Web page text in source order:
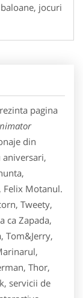
jocuri
pagina
din
Felix Motanul.
Tweety,
ca Zapada,
Tom&Jerry,
Thor,
servicii de